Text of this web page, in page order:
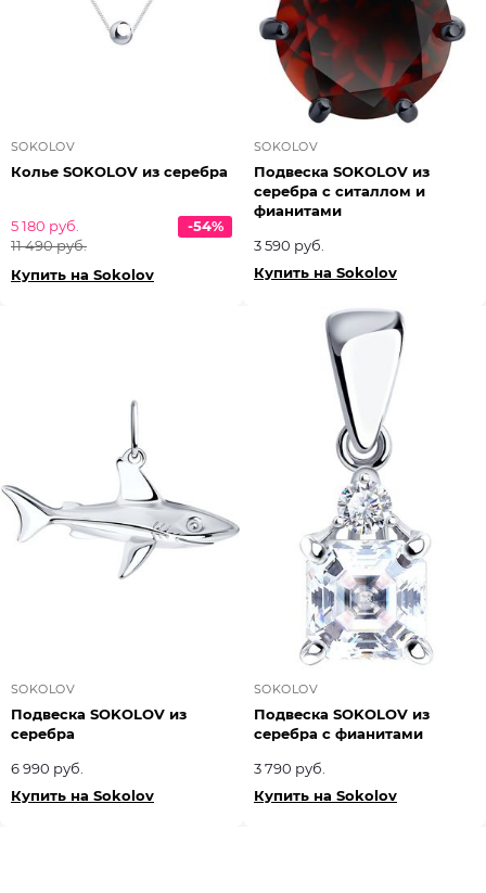
SOKOLOV
Колье SOKOLOV из серебра
5 180 руб.
11 490 руб.
-54%
Купить на Sokolov
SOKOLOV
Подвеска SOKOLOV из
серебра с ситаллом и
фианитами
3 590 руб.
Купить на Sokolov
SOKOLOV
Подвеска SOKOLOV из
серебра
6 990 руб.
Купить на Sokolov
SOKOLOV
Подвеска SOKOLOV из
серебра с фианитами
3 790 руб.
Купить на Sokolov